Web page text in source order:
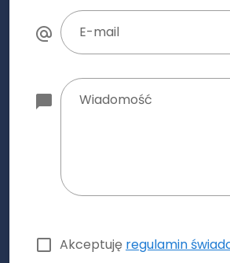
E-mail
Wiadomość
Akceptuję regulamin